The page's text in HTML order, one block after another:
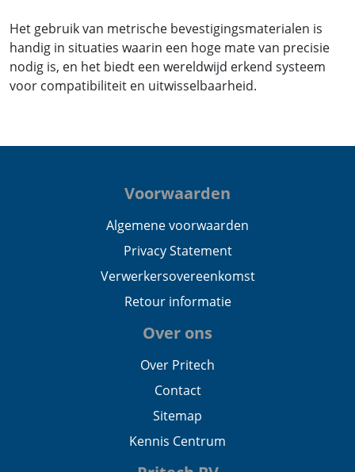
Het gebruik van metrische bevestigingsmaterialen is
handig in situaties waarin een hoge mate van precisie
nodig is, en het biedt een wereldwijd erkend systeem
voor compatibiliteit en uitwisselbaarheid.
Voorwaarden
Algemene voorwaarden
Privacy Statement
Verwerkersovereenkomst
Retour informatie
Over ons
Over Pritech
Contact
Sitemap
Kennis Centrum